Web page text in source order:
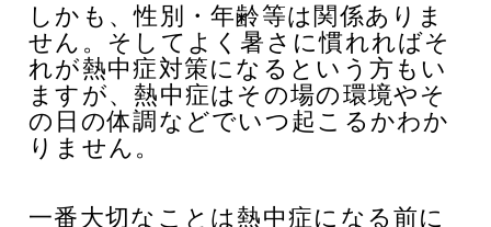
しかも、性別・年齢等は関係ありま
せん。そしてよく暑さに慣れればそ
れが熱中症対策になるという方もい
ますが、熱中症はその場の環境やそ
の日の体調などでいつ起こるかわか
りません。
一番大切なことは熱中症になる前に